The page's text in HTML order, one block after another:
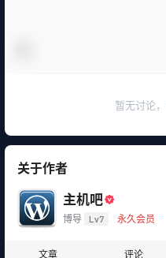
暂无讨论
关于作者
主机吧
博导 Lv7 永久会员
文章 评论